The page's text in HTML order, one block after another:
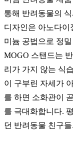
통해 반려동물의
디자인은 아노다이
미늄 공법으로 정
MOGO 스탠드는
리가 가지 않는 식
이 구부린 자세가
를 하면 소화관이
를 극대화합니다.
던 반려동물 친구